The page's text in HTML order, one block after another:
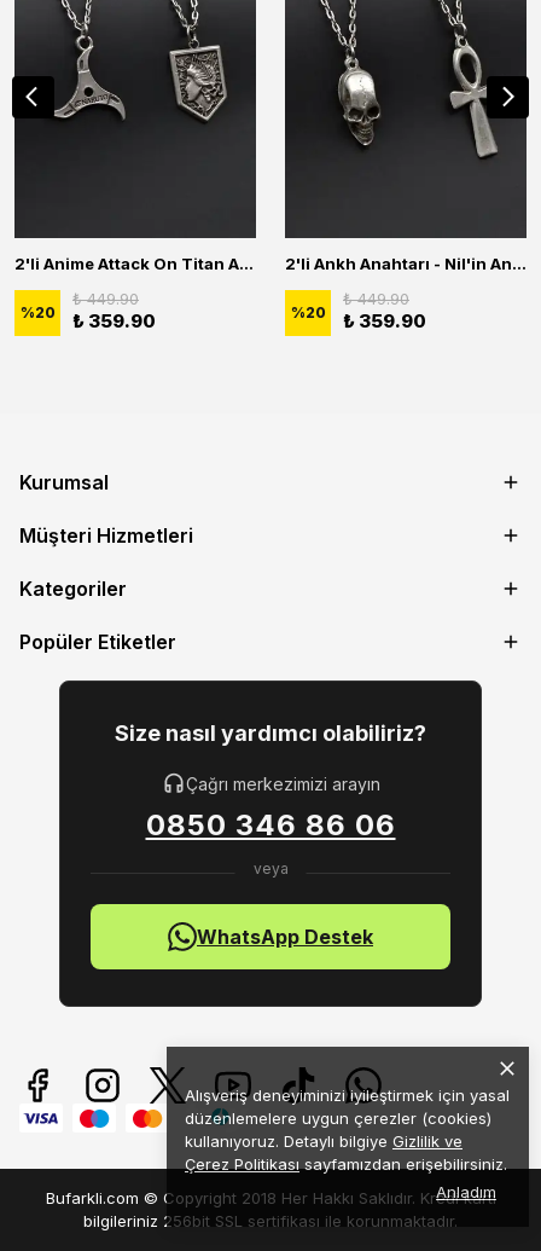
Alışveriş deneyiminizi iyileştirmek için yasal
düzenlemelere uygun çerezler (cookies)
kullanıyoruz. Detaylı bilgiye Gizlilik ve
Çerez Politikası sayfamızdan erişebilirsiniz.
Anladım
2'li Anime Attack On Titan Acrylic Maria Anime Naruto Erkek Kadın Kolye Seti
%20
₺ 449.90
₺ 359.90
2'li Ankh Anahtarı - Nil'in Anahtarı - Kuru Kafa Erkek Kadın Kolye Seti
%20
₺ 449.90
₺ 359.90
Kurumsal
Müşteri Hizmetleri
Kategoriler
Popüler Etiketler
Size nasıl yardımcı olabiliriz?
Çağrı merkezimizi arayın
0850 346 86 06
WhatsApp Destek
Bufarkli.com © Copyright 2018 Her Hakkı Saklıdır. Kredi kartı
bilgileriniz 256bit SSL sertifikası ile korunmaktadır.